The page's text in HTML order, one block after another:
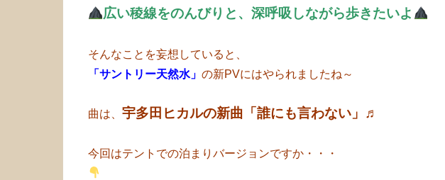
広い稜線をのんびりと、深呼吸しながら歩きたいよ
そんなことを妄想していると、
「サントリー天然水」 の新PVにはやられましたね～
曲は、 宇多田ヒカルの新曲「誰にも言わない」♬
今回はテントでの泊まりバージョンですか・・・